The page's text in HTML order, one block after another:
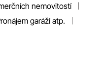
nemovitostí
garáží atp.